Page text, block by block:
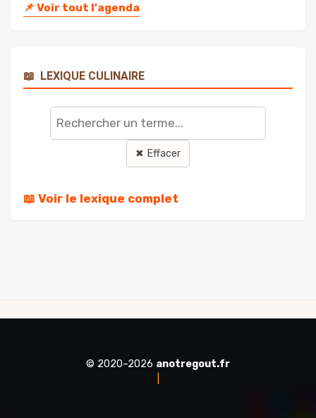
📌 Voir tout l'agenda
📖 LEXIQUE CULINAIRE
Rechercher
terme
✖ Effacer
📖 Voir le lexique complet
© 2020–2026 anotregout.fr